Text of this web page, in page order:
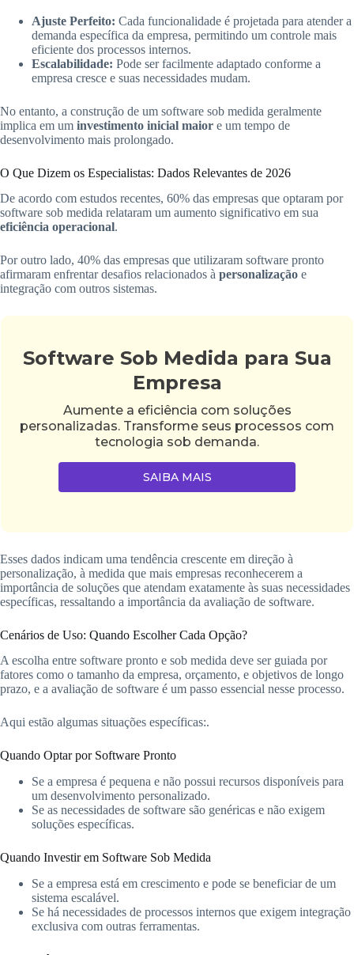
Ajuste Perfeito: Cada funcionalidade é projetada para atender a
demanda específica da empresa, permitindo um controle mais
eficiente dos processos internos.
Escalabilidade: Pode ser facilmente adaptado conforme a
empresa cresce e suas necessidades mudam.
No entanto, a construção de um software sob medida geralmente
implica em um investimento inicial maior e um tempo de
desenvolvimento mais prolongado.
O Que Dizem os Especialistas: Dados Relevantes de 2026
De acordo com estudos recentes, 60% das empresas que optaram por
software sob medida relataram um aumento significativo em sua
eficiência operacional.
Por outro lado, 40% das empresas que utilizaram software pronto
afirmaram enfrentar desafios relacionados à personalização e
integração com outros sistemas.
Software Sob Medida para Sua
Empresa
Aumente a eficiência com soluções
personalizadas. Transforme seus processos com
tecnologia sob demanda.
SAIBA MAIS
Esses dados indicam uma tendência crescente em direção à
personalização, à medida que mais empresas reconhecerem a
importância de soluções que atendam exatamente às suas necessidades
específicas, ressaltando a importância da avaliação de software.
Cenários de Uso: Quando Escolher Cada Opção?
A escolha entre software pronto e sob medida deve ser guiada por
fatores como o tamanho da empresa, orçamento, e objetivos de longo
prazo, e a avaliação de software é um passo essencial nesse processo.
Aqui estão algumas situações específicas:.
Quando Optar por Software Pronto
Se a empresa é pequena e não possui recursos disponíveis para
um desenvolvimento personalizado.
Se as necessidades de software são genéricas e não exigem
soluções específicas.
Quando Investir em Software Sob Medida
Se a empresa está em crescimento e pode se beneficiar de um
sistema escalável.
Se há necessidades de processos internos que exigem integração
exclusiva com outras ferramentas.